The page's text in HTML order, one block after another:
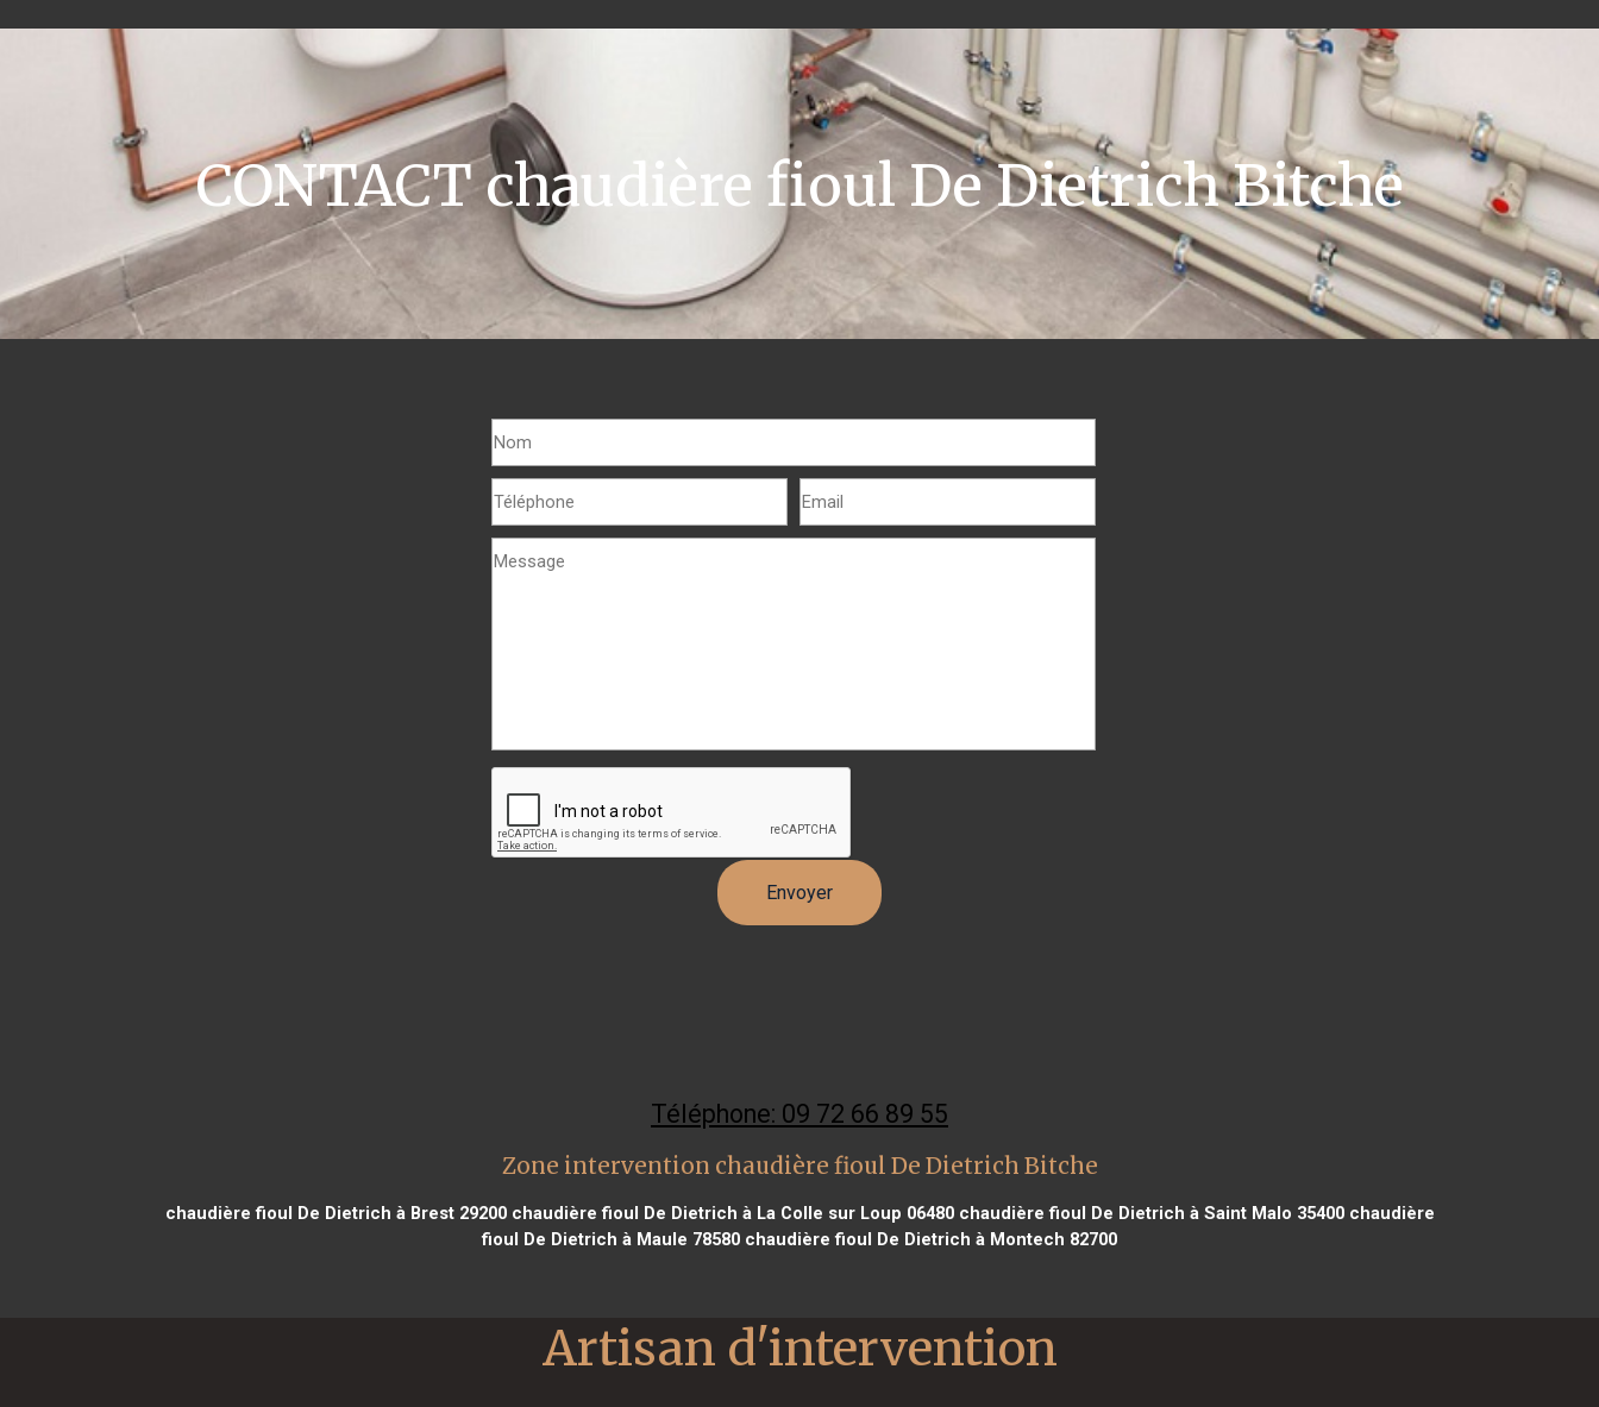
CONTACT chaudière fioul De Dietrich Bitche
Téléphone: 09 72 66 89 55
Zone intervention chaudière fioul De Dietrich Bitche
chaudière fioul De Dietrich à Brest 29200chaudière fioul De Dietrich à La Colle sur Loup 06480chaudière fioul De Dietrich à Saint Malo 35400chaudière
fioul De Dietrich à Maule 78580 chaudière fioul De Dietrich à Montech 82700
Artisan d'intervention